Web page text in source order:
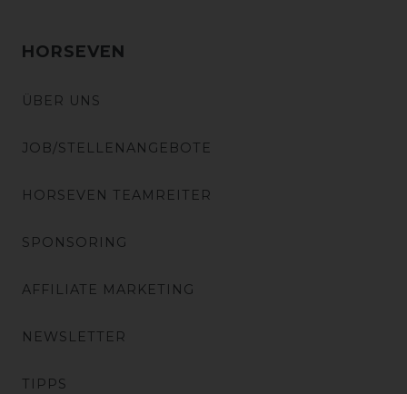
HORSEVEN
ÜBER UNS
JOB/STELLENANGEBOTE
HORSEVEN TEAMREITER
SPONSORING
AFFILIATE MARKETING
NEWSLETTER
TIPPS